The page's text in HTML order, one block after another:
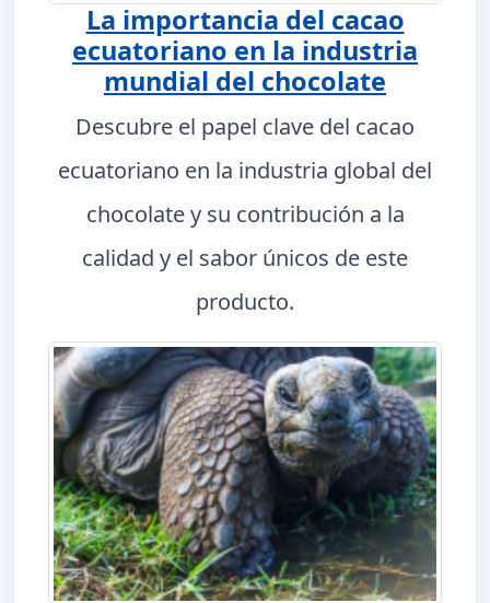
La importancia del cacao
ecuatoriano en la industria
mundial del chocolate
Descubre el papel clave del cacao
ecuatoriano en la industria global del
chocolate y su contribución a la
calidad y el sabor únicos de este
producto.